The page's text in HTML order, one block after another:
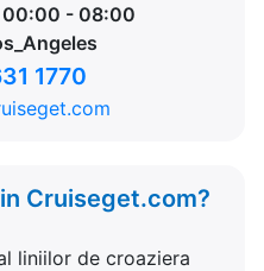
00:00 - 08:00
1770
Cruiseget.com?
liniilor de croaziera